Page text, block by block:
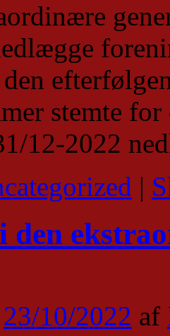
stemte
12-2022
|
den
23/10/2022 af